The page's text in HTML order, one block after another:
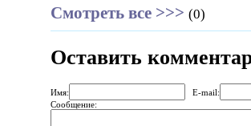
Смотреть все >>> (0)
Оставить
Имя:
E-mail:
Сообщение: